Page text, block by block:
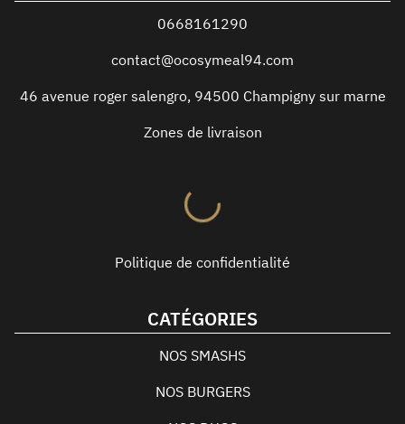
0668161290
contact@ocosymeal94.com
46 avenue roger salengro, 94500 Champigny sur marne
Zones de livraison
Politique de confidentialité
CATÉGORIES
NOS SMASHS
NOS BURGERS